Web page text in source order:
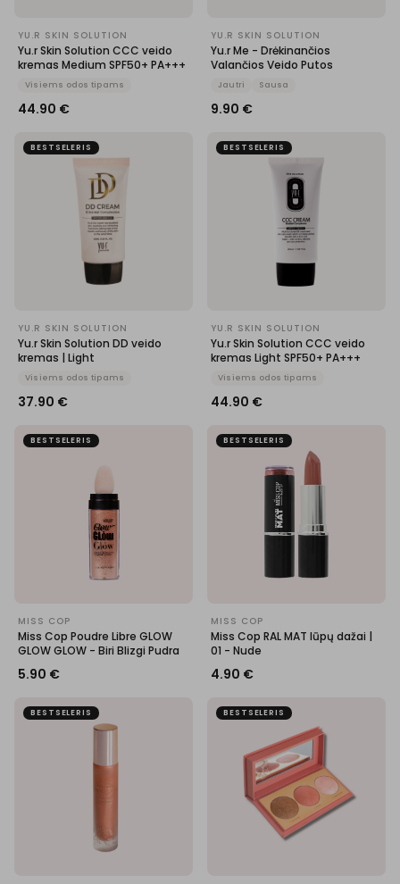
YU.R SKIN SOLUTION
Yu.r Skin Solution CCC veido
kremas Medium SPF50+ PA+++
Visiems odos tipams
44.90 €
YU.R SKIN SOLUTION
Yu.r Me - Drėkinančios
Valančios Veido Putos
Jautri Sausa
9.90 €
BESTSELERIS
YU.R SKIN SOLUTION
Yu.r Skin Solution DD veido
kremas | Light
Visiems odos tipams
37.90 €
BESTSELERIS
YU.R SKIN SOLUTION
Yu.r Skin Solution CCC veido
kremas Light SPF50+ PA+++
Visiems odos tipams
44.90 €
BESTSELERIS
MISS COP
Miss Cop Poudre Libre GLOW
GLOW GLOW - Biri Blizgi Pudra
5.90 €
BESTSELERIS
MISS COP
Miss Cop RAL MAT lūpų dažai |
01 - Nude
4.90 €
BESTSELERIS BESTSELERIS